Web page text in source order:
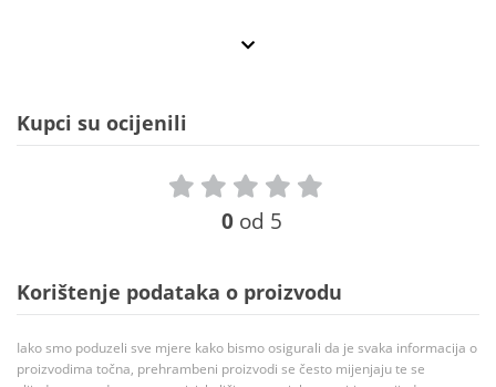
Kupci su ocijenili
0 od 5
Korištenje podataka o proizvodu
Iako smo poduzeli sve mjere kako bismo osigurali da je svaka informacija o
proizvodima točna, prehrambeni proizvodi se često mijenjaju te se